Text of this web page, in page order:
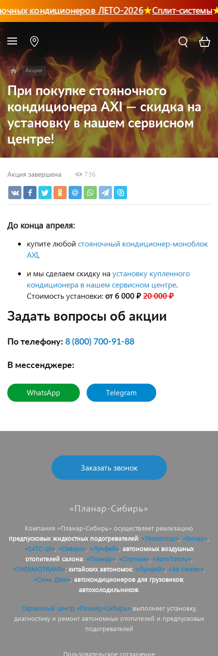
кондиционеров ЛЕТО-2026 Сплит-системы
Акции
При покупке стояночного
кондиционера AXI — скидка на
установку в нашем сервисном
центре!
Акция завершена 736
До конца апреля:
купите любой стояночный кондиционер-моноблок
AXI,
и мы сделаем скидку на установку купленного
кондиционера в нашем сервисном центре.
Стоимость установки:от 6 000 ₽20 000 ₽
Задать вопросы об акции
По телефону: 8 (800) 700-91-88
В мессенджере:
WhatsApp Telegram
Заказать звонок
«Планар-Сибирь»
Компания «Планар-Сибирь» осуществляет реализацию
предпусковых жидкостных подогревателей: «Теплостар» «Бинар»
«14ТС-10», «Северс», «Лунфей»; автономных воздушных
отопителей салона: «Планар» «Спутник» «АвтоТепло»
«THERMOTRANS»; китайских автономок: «Лунфей», «Air Heater»,
«Синь Джи»; автокондиционеров для грузовиков;
автохолодильников.
Сервисный центр «Планар-Сибирь»выполняет установку,
диагностику и ремонт автономных отопителей и предпусковых
подогревателей
Пользовательское соглашение